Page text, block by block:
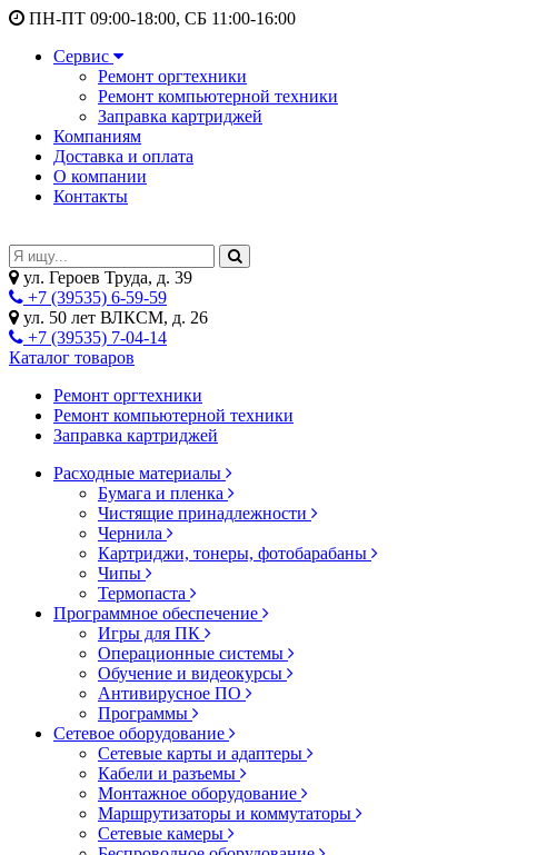
ПН-ПТ 09:00-18:00, СБ 11:00-16:00
Сервис
Ремонт оргтехники
Ремонт компьютерной техники
Заправка картриджей
Компаниям
Доставка и оплата
О компании
Контакты
ул. Героев Труда, д. 39
+7 (39535) 6-59-59
ул. 50 лет ВЛКСМ, д. 26
+7 (39535) 7-04-14
Каталог товаров
Ремонт оргтехники
Ремонт компьютерной техники
Заправка картриджей
Расходные материалы
Бумага и пленка
Чистящие принадлежности
Чернила
Картриджи, тонеры, фотобарабаны
Чипы
Термопаста
Программное обеспечение
Игры для ПК
Операционные системы
Обучение и видеокурсы
Антивирусное ПО
Программы
Сетевое оборудование
Сетевые карты и адаптеры
Кабели и разъемы
Монтажное оборудование
Маршрутизаторы и коммутаторы
Сетевые камеры